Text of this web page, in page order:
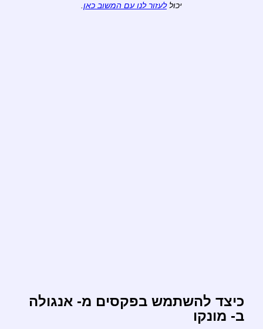
יכוללעזור לנו עם המשוב כאן
כיצד להשתמש בפקסים מ- אנגולה
ב- מונקו